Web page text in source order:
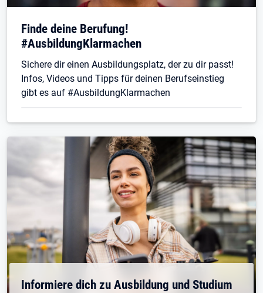
Finde deine Berufung!
#AusbildungKlarmachen
Sichere dir einen Ausbildungsplatz, der zu dir passt!
Infos, Videos und Tipps für deinen Berufseinstieg
gibt es auf #AusbildungKlarmachen
Informiere dich zu Ausbildung und Studium